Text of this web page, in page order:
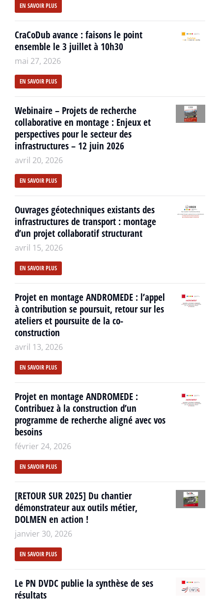
EN SAVOIR PLUS
CraCoDub avance : faisons le point
ensemble le 3 juillet à 10h30
mai 27, 2026
EN SAVOIR PLUS
Webinaire – Projets de recherche
collaborative en montage : Enjeux et
perspectives pour le secteur des
infrastructures – 12 juin 2026
avril 20, 2026
EN SAVOIR PLUS
Ouvrages géotechniques existants des
infrastructures de transport : montage
d’un projet collaboratif structurant
avril 15, 2026
EN SAVOIR PLUS
Projet en montage ANDROMEDE : l’appel
à contribution se poursuit, retour sur les
ateliers et poursuite de la co-
construction
avril 13, 2026
EN SAVOIR PLUS
Projet en montage ANDROMEDE :
Contribuez à la construction d’un
programme de recherche aligné avec vos
besoins
février 24, 2026
EN SAVOIR PLUS
[RETOUR SUR 2025] Du chantier
démonstrateur aux outils métier,
DOLMEN en action !
janvier 30, 2026
EN SAVOIR PLUS
Le PN DVDC publie la synthèse de ses
résultats